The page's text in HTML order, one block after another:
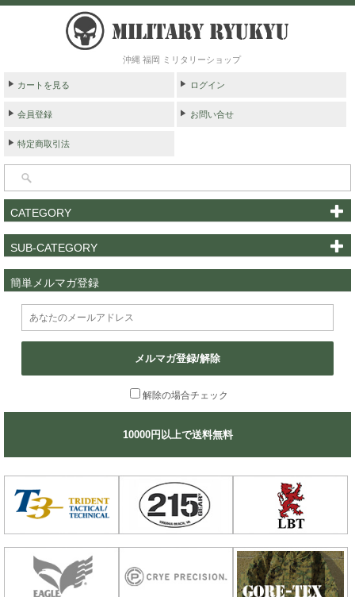
沖縄 福岡 ミリタリーショップ
カートを見る ログイン
会員登録 お問い合せ
特定商取引法
CATEGORY
SUB-CATEGORY
簡単メルマガ登録
メルマガ登録/解除
解除の場合チェック
10000円以上で送料無料